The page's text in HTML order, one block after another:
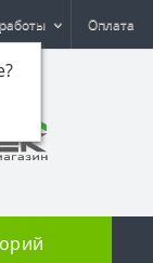
?
Оплата